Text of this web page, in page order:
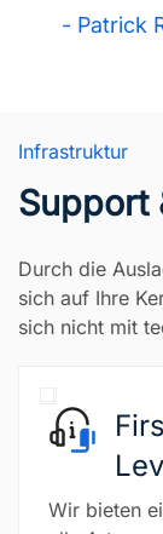
- Patrick
Infrastruktur
Support
Durch die
sich auf Ihre
sich nicht mit
Wir bieten